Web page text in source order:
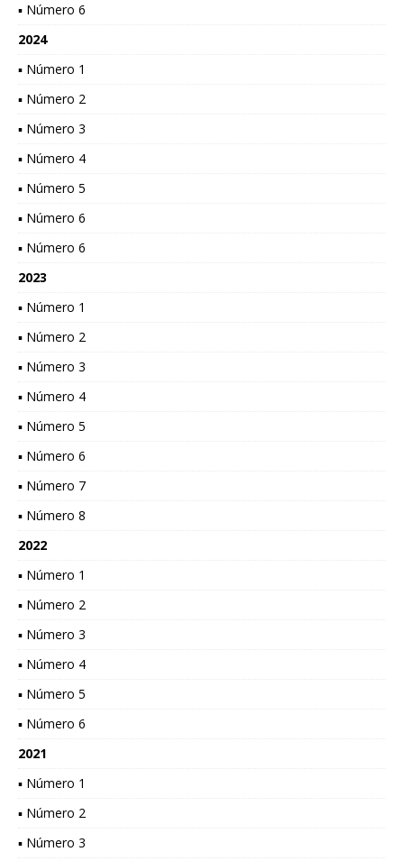
▪ Número 6
2024
▪ Número 1
▪ Número 2
▪ Número 3
▪ Número 4
▪ Número 5
▪ Número 6
▪ Número 6
2023
▪ Número 1
▪ Número 2
▪ Número 3
▪ Número 4
▪ Número 5
▪ Número 6
▪ Número 7
▪ Número 8
2022
▪ Número 1
▪ Número 2
▪ Número 3
▪ Número 4
▪ Número 5
▪ Número 6
2021
▪ Número 1
▪ Número 2
▪ Número 3